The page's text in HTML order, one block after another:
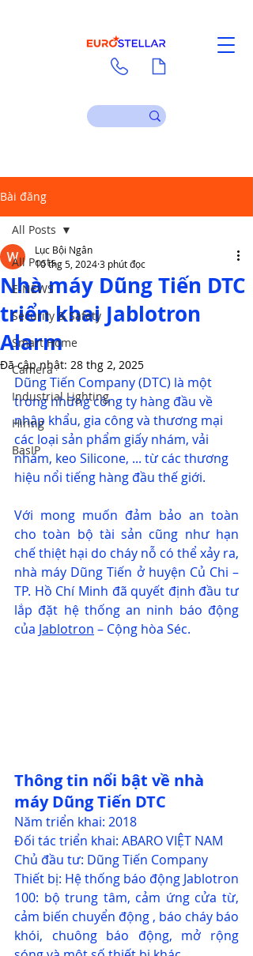
Bài đăng
All Posts
E-NEWS
Security & Safety
Smart Home
Camera
Industrial Lighting
Hiring
BasIP
All Posts
Nhà máy Dũng Tiến DTC
triển khai Jablotron
Alarm
Lục Bội Ngân
10 thg 5, 20243 phút đọc
Đã cập nhật: 28 thg 2, 2025
Dũng Tiến Company (DTC) là một
trong những công ty hàng đầu về
nhập khẩu, gia công và thương mại
các loại sản phẩm giấy nhám, vải
nhám, keo Silicone, ... từ các thương
hiệu nổi tiếng hàng đầu thế giới.
Với mong muốn đảm bảo an toàn
cho toàn bộ tài sản cũng như hạn
chế thiệt hại do cháy nỗ có thể xảy ra,
nhà máy Dũng Tiến ở huyện Củ Chi –
TP. Hồ Chí Minh đã quyết định đầu tư
lắp đặt hệ thống an ninh báo động
của Jablotron – Cộng hòa Séc.
Thông tin nổi bật về nhà
máy Dũng Tiến DTC
Năm triển khai: 2018
Đối tác triển khai: ABARO VIỆT NAM
Chủ đầu tư: Dũng Tiến Company
Thiết bị: Hệ thống báo động Jablotron
100: bộ trung tâm, cảm ứng cửa từ,
cảm biến chuyển động , báo cháy báo
khói, chuông báo động, mở rộng